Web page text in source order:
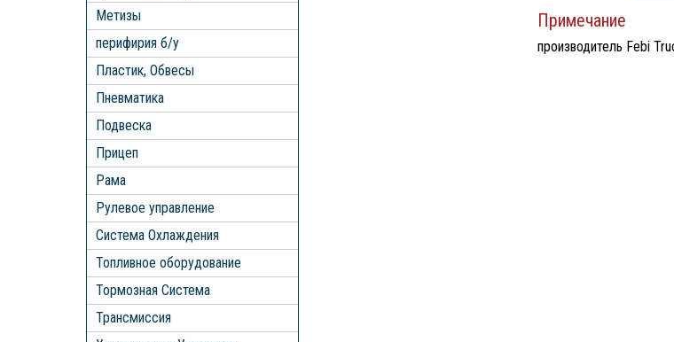
Метизы
перифирия б/у
Пластик, Обвесы
Пневматика
Подвеска
Прицеп
Рама
Рулевое управление
Система Охлаждения
Топливное оборудование
Тормозная Система
Трансмиссия
Примечание
производитель Febi